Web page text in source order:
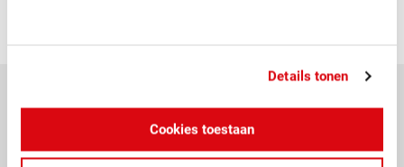
Details tonen
Cookies toestaan